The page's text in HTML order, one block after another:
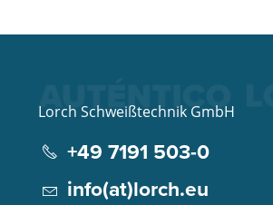
Lorch Schweißtechnik GmbH
+49 7191 503-0
info(at)lorch.eu